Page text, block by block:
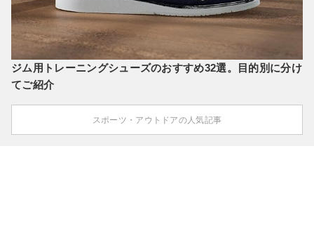
ジム用トレーニングシューズのおすすめ32選。目的別に分け
てご紹介
スポーツ・アウトドアの人気記事